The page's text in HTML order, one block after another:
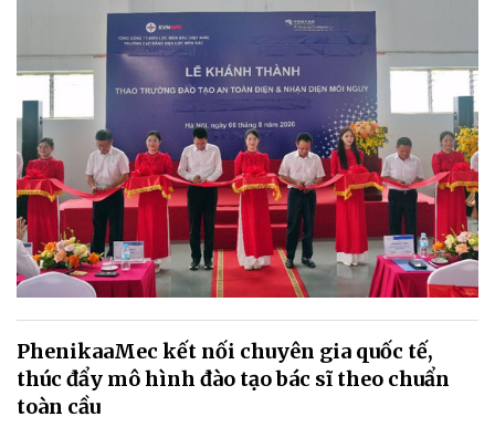
PhenikaaMec kết nối chuyên gia quốc tế,
thúc đẩy mô hình đào tạo bác sĩ theo chuẩn
toàn cầu